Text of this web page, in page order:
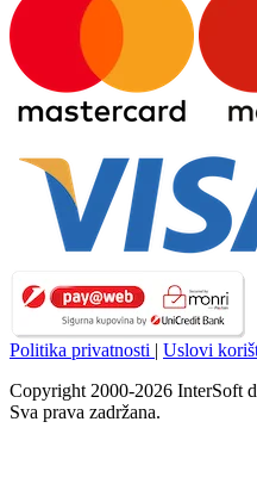
Politika privatnosti | Uslovi
Copyright 2000-2026 InterSoft
Sva prava zadržana.